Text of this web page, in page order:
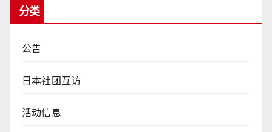
分类
公告
日本社团互访
活动信息